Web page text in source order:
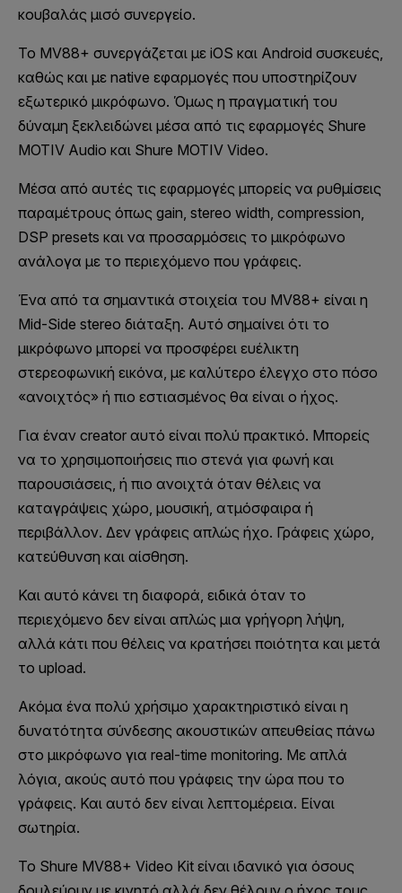
κουβαλάς μισό συνεργείο.
Το MV88+ συνεργάζεται με iOS και Android συσκευές,
καθώς και με native εφαρμογές που υποστηρίζουν
εξωτερικό μικρόφωνο. Όμως η πραγματική του
δύναμη ξεκλειδώνει μέσα από τις εφαρμογές Shure
MOTIV Audio και Shure MOTIV Video.
Μέσα από αυτές τις εφαρμογές μπορείς να ρυθμίσεις
παραμέτρους όπως gain, stereo width, compression,
DSP presets και να προσαρμόσεις το μικρόφωνο
ανάλογα με το περιεχόμενο που γράφεις.
Ένα από τα σημαντικά στοιχεία του MV88+ είναι η
Mid-Side stereo διάταξη. Αυτό σημαίνει ότι το
μικρόφωνο μπορεί να προσφέρει ευέλικτη
στερεοφωνική εικόνα, με καλύτερο έλεγχο στο πόσο
«ανοιχτός» ή πιο εστιασμένος θα είναι ο ήχος.
Για έναν creator αυτό είναι πολύ πρακτικό. Μπορείς
να το χρησιμοποιήσεις πιο στενά για φωνή και
παρουσιάσεις, ή πιο ανοιχτά όταν θέλεις να
καταγράψεις χώρο, μουσική, ατμόσφαιρα ή
περιβάλλον. Δεν γράφεις απλώς ήχο. Γράφεις χώρο,
κατεύθυνση και αίσθηση.
Και αυτό κάνει τη διαφορά, ειδικά όταν το
περιεχόμενο δεν είναι απλώς μια γρήγορη λήψη,
αλλά κάτι που θέλεις να κρατήσει ποιότητα και μετά
το upload.
Ακόμα ένα πολύ χρήσιμο χαρακτηριστικό είναι η
δυνατότητα σύνδεσης ακουστικών απευθείας πάνω
στο μικρόφωνο για real-time monitoring. Με απλά
λόγια, ακούς αυτό που γράφεις την ώρα που το
γράφεις. Και αυτό δεν είναι λεπτομέρεια. Είναι
σωτηρία.
Το Shure MV88+ Video Kit είναι ιδανικό για όσους